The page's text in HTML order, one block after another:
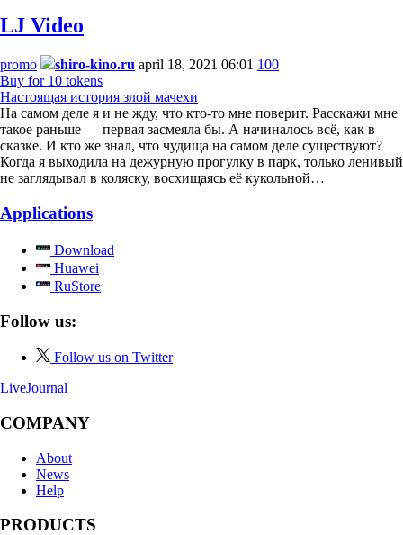
LJ Video
promo shiro-kino.ru april 18, 2021 06:01 100
Buy for 10 tokens
Настоящая история злой мачехи
На самом деле я и не жду, что кто-то мне поверит. Расскажи мне
такое раньше — первая засмеяла бы. А начиналось всё, как в
сказке. И кто же знал, что чудища на самом деле существуют?
Когда я выходила на дежурную прогулку в парк, только ленивый
не заглядывал в коляску, восхищаясь её кукольной…
Applications
Download
Huawei
RuStore
Follow us:
Follow us on Twitter
LiveJournal
COMPANY
About
News
Help
PRODUCTS